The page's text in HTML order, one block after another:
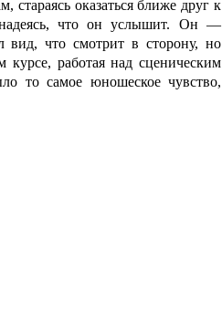
стараясь оказаться ближе друг к
что он услышит. Он —
вид, что смотрит в сторону, но
работая над сценическим
то самое юношеское чувство,